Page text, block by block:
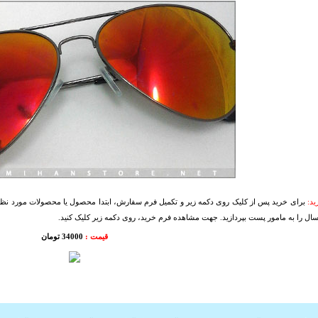
برای خرید پس از کلیک روی دکمه زیر و تکمیل فرم سفارش، ابتدا محصول یا محصولات مورد
را به مامور پست بپردازید. جهت مشاهده فرم خرید، روی دکمه زیر کلیک کنید.
قیمت : 34000 تومان